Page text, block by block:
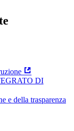
DI
e della trasparenza